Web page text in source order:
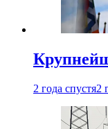
2 года спустя2